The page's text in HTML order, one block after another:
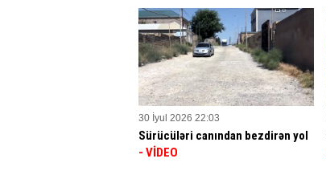
30 İyul 2026 22:03
Sürücüləri canından bezdirən yol
- VİDEO